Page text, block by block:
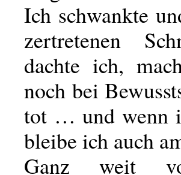
Ich schwankte
zertretenen
dachte ich,
noch bei
tot … und wenn
bleibe ich auch
Ganz weit